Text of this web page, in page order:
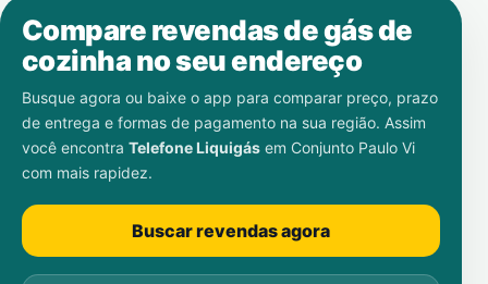
Compare revendas de gás de
cozinha no seu endereço
Busque agora ou baixe o app para comparar preço, prazo
de entrega e formas de pagamento na sua região. Assim
você encontra Telefone Liquigás em Conjunto Paulo Vi
com mais rapidez.
Buscar revendas agora